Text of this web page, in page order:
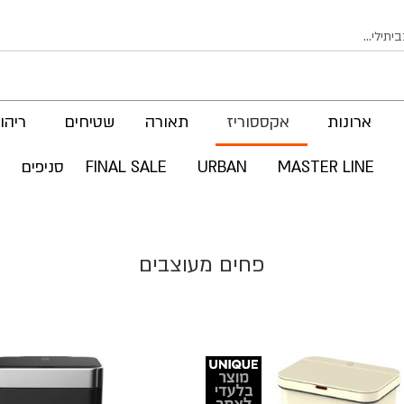
ארונות אקססוריז תאורה שטיחים
MASTER LINE
URBAN
FINAL SALE סניפים
פחים מעוצבים